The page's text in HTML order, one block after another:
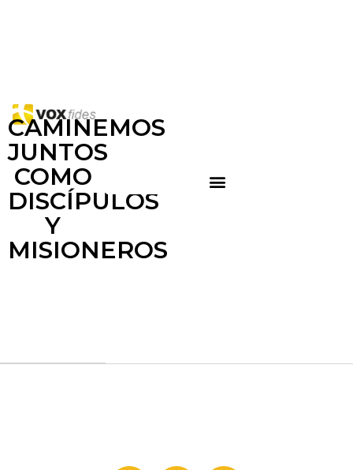
CAMINEMOS
JUNTOS
COMO
DISCÍPULOS
Y
MISIONEROS